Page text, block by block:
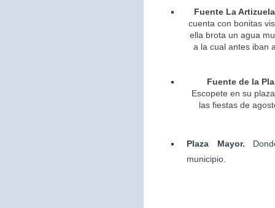
Fuente La
cuenta con bonitas
ella brota un agua
a la cual antes iban
Fuente de la
Escopete en su
las fiestas de
Plaza Mayor.
municipio.